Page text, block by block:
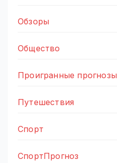
Обзоры
Общество
Проигранные прогнозы
Путешествия
Спорт
СпортПрогноз